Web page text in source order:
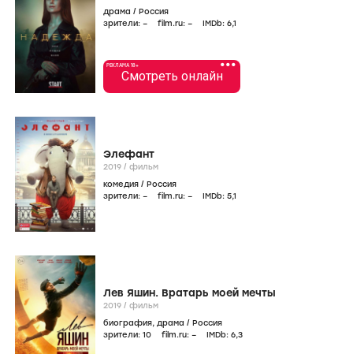
драма / Россия
зрители: – film.ru: – IMDb: 6,1
•••
РЕКЛАМА 18+
Смотреть онлайн
Элефант
2019 / фильм
комедия / Россия
зрители: – film.ru: – IMDb: 5,1
Лев Яшин. Вратарь моей мечты
2019 / фильм
биография, драма / Россия
зрители: 10 film.ru: – IMDb: 6,3